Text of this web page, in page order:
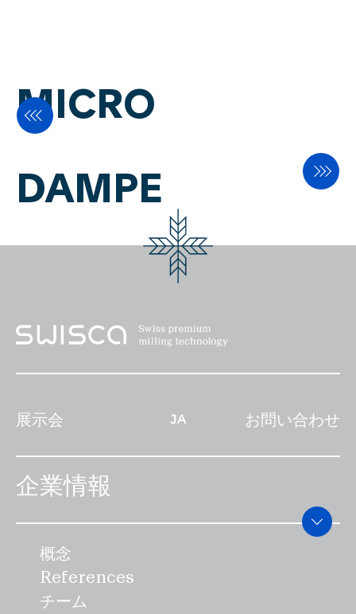
には、オーバーフロー付きのホッ
パーが使用されます。小麦粉など
クリューやドージングホイールが
使用されます。タッチスクリーン
コントロールは、使いやすく、高
度で堅牢です。
MICRO
DAMPE
展示会 JA お問い合わせ
企業情報
概念
References
チーム